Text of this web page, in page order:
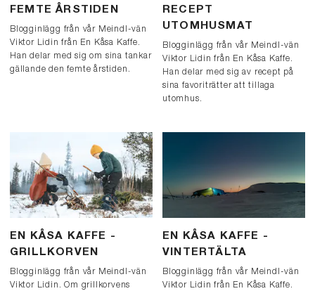
FEMTE ÅRSTIDEN
Blogginlägg från vår Meindl-vän
Viktor Lidin från En Kåsa Kaffe.
Han delar med sig om sina tankar
gällande den femte årstiden.
RECEPT
UTOMHUSMAT
Blogginlägg från vår Meindl-vän
Viktor Lidin från En Kåsa Kaffe.
Han delar med sig av recept på
sina favoriträtter att tillaga
utomhus.
EN KÅSA KAFFE -
GRILLKORVEN
Blogginlägg från vår Meindl-vän
Viktor Lidin. Om grillkorvens
EN KÅSA KAFFE -
VINTERTÄLTA
Blogginlägg från vår Meindl-vän
Viktor Lidin från En Kåsa Kaffe.